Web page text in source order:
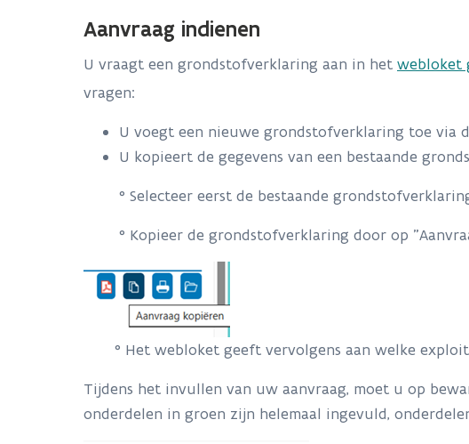
Aanvraag indienen
U vraagt een grondstofverklaring aan in het webloket
vragen:
U voegt een nieuwe grondstofverklaring toe via
U kopieert de gegevens van een bestaande
° Selecteer eerst de bestaande
° Kopieer de grondstofverklaring door op
° Het webloket geeft vervolgens aan welke
Tijdens het invullen van uw aanvraag, moet u op
onderdelen in groen zijn helemaal ingevuld,